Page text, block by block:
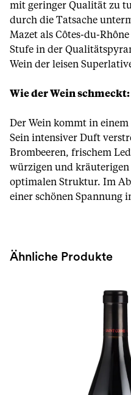
mit geringer Qualität zu
durch die Tatsache
Mazet als Côtes-du-
Stufe in der
Wein der leisen
Wie der Wein
Der Wein kommt in
Sein intensiver Duft
Brombeeren, frischem
würzigen und kräuterigen
optimalen Struktur. Im
einer schönen Spannung
Ähnliche Produkte